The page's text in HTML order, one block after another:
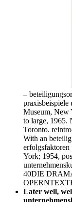
–
praxisbeispiele
Museum, New
to large, 1965.
Toronto.
With an
erfolgsfaktoren
York; 1954,
40DIE
Later well,